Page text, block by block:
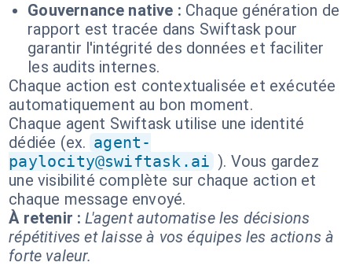
Gouvernance native : Chaque génération de
rapport est tracée dans Swiftask pour
garantir l'intégrité des données et faciliter
les audits internes.
Chaque action est contextualisée et exécutée
automatiquement au bon moment.
Chaque agent Swiftask utilise une identité
dédiée (ex. agent-
paylocity@swiftask.ai ). Vous gardez
une visibilité complète sur chaque action et
chaque message envoyé.
À retenir : L'agent automatise les décisions
répétitives et laisse à vos équipes les actions à
forte valeur.